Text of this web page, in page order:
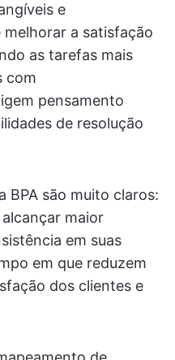
e
melhorar a satisfação
as tarefas mais
com
pensamento
de resolução
BPA são muito claros:
maior
em suas
em que reduzem
dos clientes e